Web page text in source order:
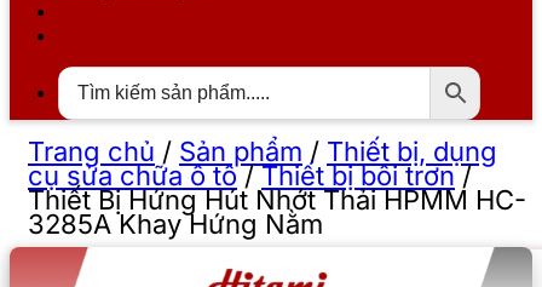
Trang chủ / Sản phẩm / Thiết bị, dụng
cụ sửa chữa ô tô/Thiết bị bôi trơn/
Thiết Bị Hứng Hút Nhớt Thải HPMM HC-
3285A Khay Hứng Nằm